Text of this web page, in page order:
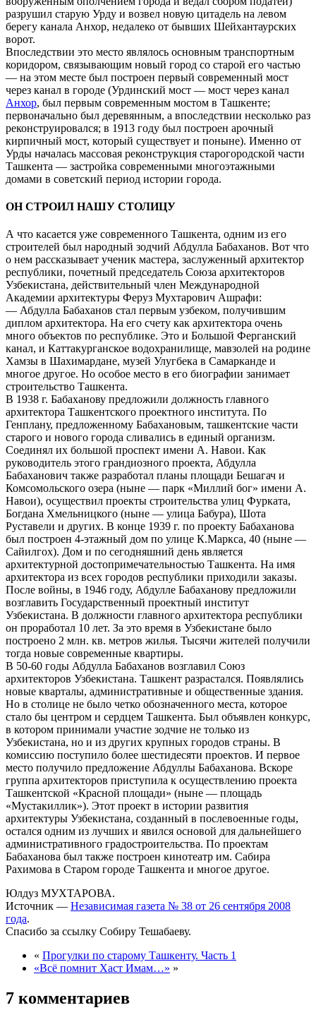
разрушил старую Урду и возвел новую цитадель на левом
берегу канала Анхор, недалеко от бывших Шейхантаурских
ворот.
Впоследствии это место являлось основным транспортным
коридором, связывающим новый город со старой его частью
— на этом месте был построен первый современный мост
через канал в городе (Урдинский мост — мост через канал
Анхор, был первым современным мостом в Ташкенте;
первоначально был деревянным, а впоследствии несколько раз
реконструировался; в 1913 году был построен арочный
кирпичный мост, который существует и поныне). Именно от
Урды началась массовая реконструкция старогородской части
Ташкента — застройка современными многоэтажными
домами в советский период истории города.
ОН СТРОИЛ НАШУ СТОЛИЦУ
А что касается уже современного Ташкента, одним из его
строителей был народный зодчий Абдулла Бабаханов. Вот что
о нем рассказывает ученик мастера, заслуженный архитектор
республики, почетный председатель Союза архитекторов
Узбекистана, действительный член Международной
Академии архитектуры Феруз Мухтарович Ашрафи:
— Абдулла Бабаханов стал первым узбеком, получившим
диплом архитектора. На его счету как архитектора очень
много объектов по республике. Это и Большой Ферганский
канал, и Каттакурганское водохранилище, мавзолей на родине
Хамзы в Шахимардане, музей Улугбека в Самарканде и
многое другое. Но особое место в его биографии занимает
строительство Ташкента.
В 1938 г. Бабаханову предложили должность главного
архитектора Ташкентского проектного института. По
Генплану, предложенному Бабахановым, ташкентские части
старого и нового города сливались в единый организм.
Соединял их большой проспект имени А. Навои. Как
руководитель этого грандиозного проекта, Абдулла
Бабаханович также разработал планы площади Бешагач и
Комсомольского озера (ныне — парк «Миллий бог» имени А.
Навои), осуществил проекты строительства улиц Фурката,
Богдана Хмельницкого (ныне — улица Бабура), Шота
Руставели и других. В конце 1939 г. по проекту Бабаханова
был построен 4-этажный дом по улице К.Маркса, 40 (ныне —
Сайилгох). Дом и по сегодняшний день является
архитектурной достопримечательностью Ташкента. На имя
архитектора из всех городов республики приходили заказы.
После войны, в 1946 году, Абдулле Бабаханову предложили
возглавить Государственный проектный институт
Узбекистана. В должности главного архитектора республики
он проработал 10 лет. За это время в Узбекистане было
построено 2 млн. кв. метров жилья. Тысячи жителей получили
тогда новые современные квартиры.
В 50-60 годы Абдулла Бабаханов возглавил Союз
архитекторов Узбекистана. Ташкент разрастался. Появлялись
новые кварталы, административные и общественные здания.
Но в столице не было четко обозначенного места, которое
стало бы центром и сердцем Ташкента. Был объявлен конкурс,
в котором принимали участие зодчие не только из
Узбекистана, но и из других крупных городов страны. В
комиссию поступило более шестидесяти проектов. И первое
место получило предложение Абдуллы Бабаханова. Вскоре
группа архитекторов приступила к осуществлению проекта
Ташкентской «Красной площади» (ныне — площадь
«Мустакиллик»). Этот проект в истории развития
архитектуры Узбекистана, созданный в послевоенные годы,
остался одним из лучших и явился основой для дальнейшего
административного градостроительства. По проектам
Бабаханова был также построен кинотеатр им. Сабира
Рахимова в Старом городе Ташкента и многое другое.
Юлдуз МУХТАРОВА.
Источник — Независимая газета № 38 от 26 сентября 2008
года.
Спасибо за ссылку Собиру Тешабаеву.
« Прогулки по старому Ташкенту. Часть 1
«Всё помнит Хаст Имам…» »
7 комментариев